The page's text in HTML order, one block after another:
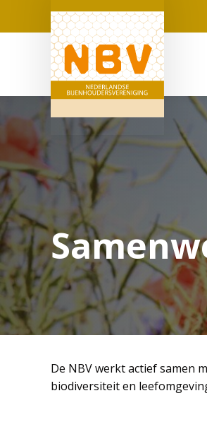
De NBV werkt actief samen
biodiversiteit en